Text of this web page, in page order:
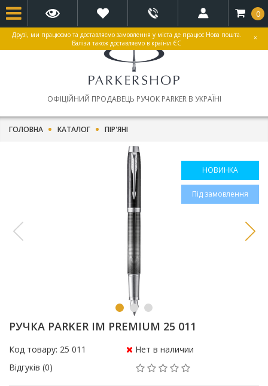
Друзі, ми працюємо та доставляємо замовлення у міста де працює Нова пошта.
Валізи також доставляємо в країни ЄС
×
ОФІЦІЙНИЙ ПРОДАВЕЦЬ РУЧОК PARKER В УКРАЇНІ
0
ГОЛОВНА КАТАЛОГ ПІР'ЯНІ
НОВИНКА
Під замовлення
РУЧКА PARKER IM PREMIUM 25 011
Код товару: 25 011
Нет в наличии
Відгуків (0)